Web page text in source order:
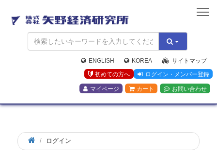
矢
野
経
済
研
究
所
ENGLISH KOREA
サイトマップ
初めての方へ
ログイン・メンバー登録
マイページ カート お問い合わせ
ログイン